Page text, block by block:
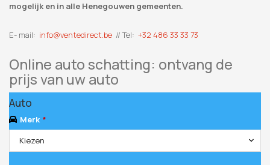
mogelijk en in alle Henegouwen gemeenten.
E- mail: info@ventedirect.be // Tel: +32 486 33 33 73
Online auto schatting: ontvang de
prijs van uw auto
Auto
Merk *
Kiezen